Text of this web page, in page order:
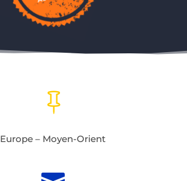

Europe – Moyen-Orient